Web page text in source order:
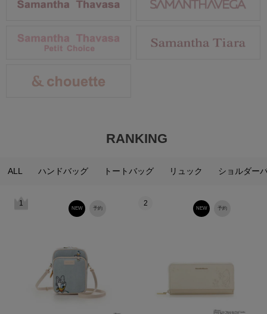
RANKING
ALL ハンドバッグ トートバッグ リュック ショルダー
1
予約
NEW
2
予約
NEW